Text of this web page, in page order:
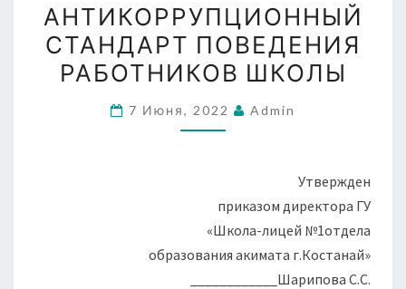
СТАНДАРТ
ПОВЕДЕНИЯ
РАБОТНИКОВ
АНТИКОРРУПЦИОННЫЙ
СТАНДАРТ ПОВЕДЕНИЯ
РАБОТНИКОВ ШКОЛЫ
7 Июня, 2022 Admin
Утвержден
приказом директора ГУ
«Школа-лицей №1отдела
образования акимата г.Костанай»
____________Шарипова С.С.